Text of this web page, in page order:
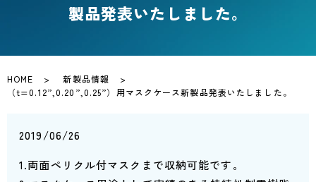
製品発表いたしました。
HOME
新製品情報
（t=0.12”,0.20”,0.25”）用マスクケース新製品発表いたしました。
2019/06/26
1.両面ペリクル付マスクまで収納可能です。